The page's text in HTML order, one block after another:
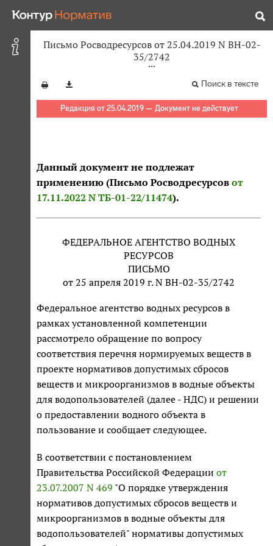
Письмо Росводресурсов от 25.04.2019 N ВН-02-
35/2742
Поиск в тексте
Редакция от 25.04.2019 — Документ не действует
Данный документ не подлежат
применению (Письмо Росводресурсов от
17.11.2022 N ТБ-01-22/11474).
ФЕДЕРАЛЬНОЕ АГЕНТСТВО ВОДНЫХ
РЕСУРСОВ
ПИСЬМО
от 25 апреля 2019 г. N ВН-02-35/2742
Федеральное агентство водных ресурсов в
рамках установленной компетенции
рассмотрело обращение по вопросу
соответствия перечня нормируемых веществ в
проекте нормативов допустимых сбросов
веществ и микроорганизмов в водные объекты
для водопользователей (далее - НДС) и решении
о предоставлении водного объекта в
пользование и сообщает следующее.
В соответствии с постановлением
Правительства Российской Федерации от
23.07.2007 N 469 "О порядке утверждения
нормативов допустимых сбросов веществ и
микроорганизмов в водные объекты для
водопользователей" нормативы допустимых